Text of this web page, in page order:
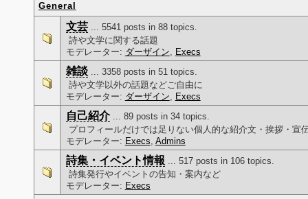
General
文芸 ... 5541 posts in 88 topics.
詩や文学に関する話題
モデレーター: ダーザイン, Execs
雑談 ... 3358 posts in 51 topics.
詩や文学以外の話題などご自由に
モデレーター: ダーザイン, Execs
自己紹介 ... 89 posts in 34 topics.
プロフィールだけでは足りない個人的な紹介文・挨拶・宣
モデレーター: Execs, Admins
詩集・イベント情報 ... 517 posts in 106 topics.
詩集発行やイベントの告知・案内など
モデレーター: Execs